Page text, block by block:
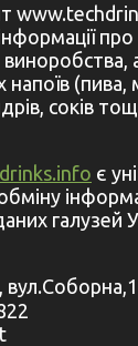
виноробства,
(пива,
соків
є
галузей